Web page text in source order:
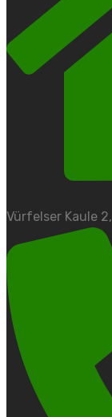
Vürfelser Kaule